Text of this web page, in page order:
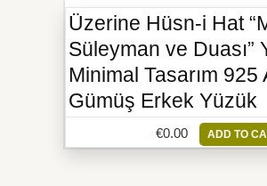
Üzerine Hüsn-i Hat
Süleyman ve Duası”
Minimal Tasarım 925
Gümüş Erkek Yüzük
€0.00 ADD TO